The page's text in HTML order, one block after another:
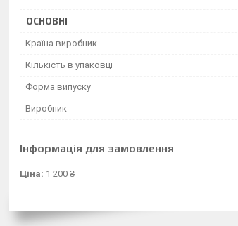
ОСНОВНІ
Країна виробник
Кількість в упаковці
Форма випуску
Виробник
Інформація для замовлення
Ціна: 1 200 ₴